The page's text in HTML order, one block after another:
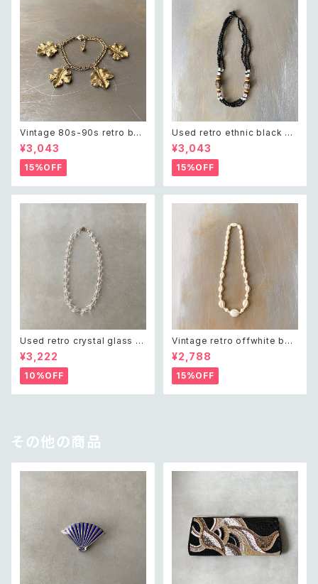
Vintage 80s-90s retro bot
anical leaf charm bracelet
レトロ ヴィンテージ アクセサリ
ー ゴールド ボタニカル リーフ
チャーム ブレスレット
¥3,043
15%OFF
Used retro ethnic black be
ads necklace レトロ ユーズ
ド アクセサリー エスニック ブラ
ック ビーズ ネックレス
¥3,043
15%OFF
Used retro crystal glass b
eads necklace レトロ ユーズ
ド アクセサリー クリスタル ガラ
ス ビーズ ネックレス
¥3,222
10%OFF
Vintage retro offwhite bea
ds necklace レトロ ヴィンテ
ージ アクセサリー オフホワイト
ビーズ ネックレス
¥2,788
15%OFF
その他の商品